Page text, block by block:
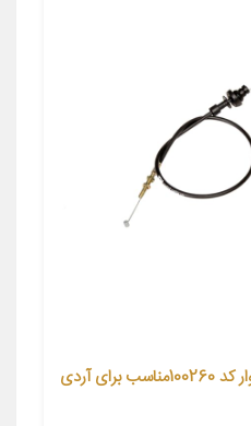
کابل گاز شرکت تکنو کابل سبزوار کد 100260مناسب برای آردی